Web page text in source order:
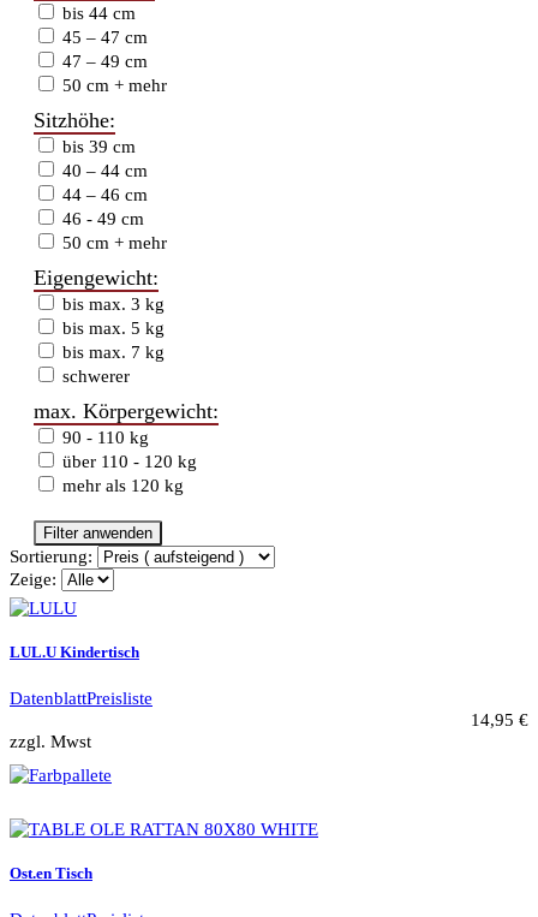
bis 44 cm
45 – 47 cm
47 – 49 cm
50 cm + mehr
Sitzhöhe:
bis 39 cm
40 – 44 cm
44 – 46 cm
46 - 49 cm
50 cm + mehr
Eigengewicht:
bis max. 3 kg
bis max. 5 kg
bis max. 7 kg
schwerer
max. Körpergewicht:
90 - 110 kg
über 110 - 120 kg
mehr als 120 kg
Filter anwenden
Sortierung:
Zeige:
LUL.U Kindertisch
DatenblattPreisliste
14,95 €
zzgl. Mwst
Ost.en Tisch